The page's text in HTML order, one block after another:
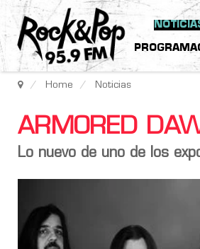
Home Noticias
ARMORED
Lo nuevo de uno de los